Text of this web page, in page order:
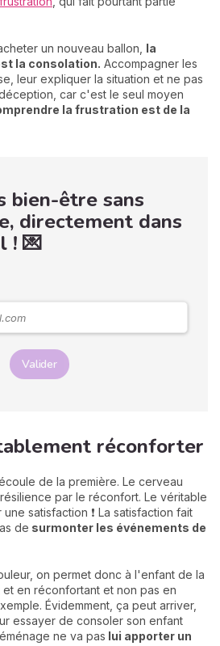
un nouveau ballon, la
la consolation. Accompagner les
leur expliquer la situation et ne pas
car c'est le seul moyen
la frustration est de la
bien-être sans
directement dans
! 💌
Valider
réconforter
de la première. Le cerveau
par le réconfort. Le véritable
satisfaction ❗ La satisfaction fait
de surmonter les événements de
on permet donc à l'enfant de la
en réconfortant et non pas en
Évidemment, ça peut arriver,
essayer de consoler son enfant
ne va pas lui apporter un